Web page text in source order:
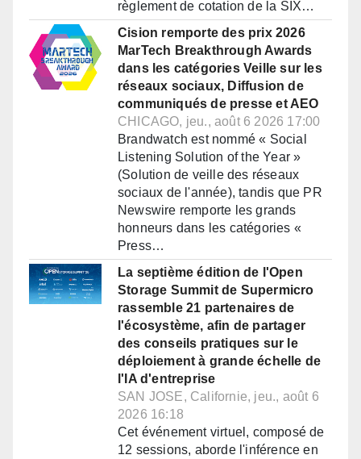
règlement de cotation de la SIX…
Cision remporte des prix 2026
MarTech Breakthrough Awards
dans les catégories Veille sur les
réseaux sociaux, Diffusion de
communiqués de presse et AEO
CHICAGO, jeu., août 6 2026 17:00
Brandwatch est nommé « Social
Listening Solution of the Year »
(Solution de veille des réseaux
sociaux de l'année), tandis que PR
Newswire remporte les grands
honneurs dans les catégories «
Press…
La septième édition de l'Open
Storage Summit de Supermicro
rassemble 21 partenaires de
l'écosystème, afin de partager
des conseils pratiques sur le
déploiement à grande échelle de
l'IA d'entreprise
SAN JOSE, Californie, jeu., août 6
2026 16:18
Cet événement virtuel, composé de
12 sessions, aborde l'inférence en